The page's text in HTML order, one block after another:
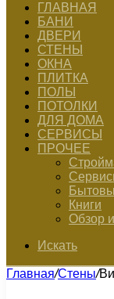
ГЛАВНАЯ
БАНИ
ДВЕРИ
СТЕНЫ
ОКНА
ПЛИТКА
ПОЛЫ
ПОТОЛКИ
ДЛЯ ДОМА
СЕРВИСЫ
ПРОЧЕЕ
Книги
Обзор
Искать
Главная/Стены/